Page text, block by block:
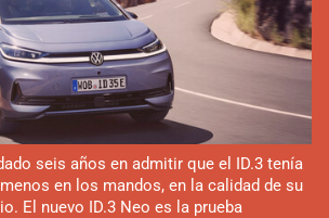
seis años en admitir que el ID.3 tenía
en los mandos, en la calidad de su
El nuevo ID.3 Neo es la prueba